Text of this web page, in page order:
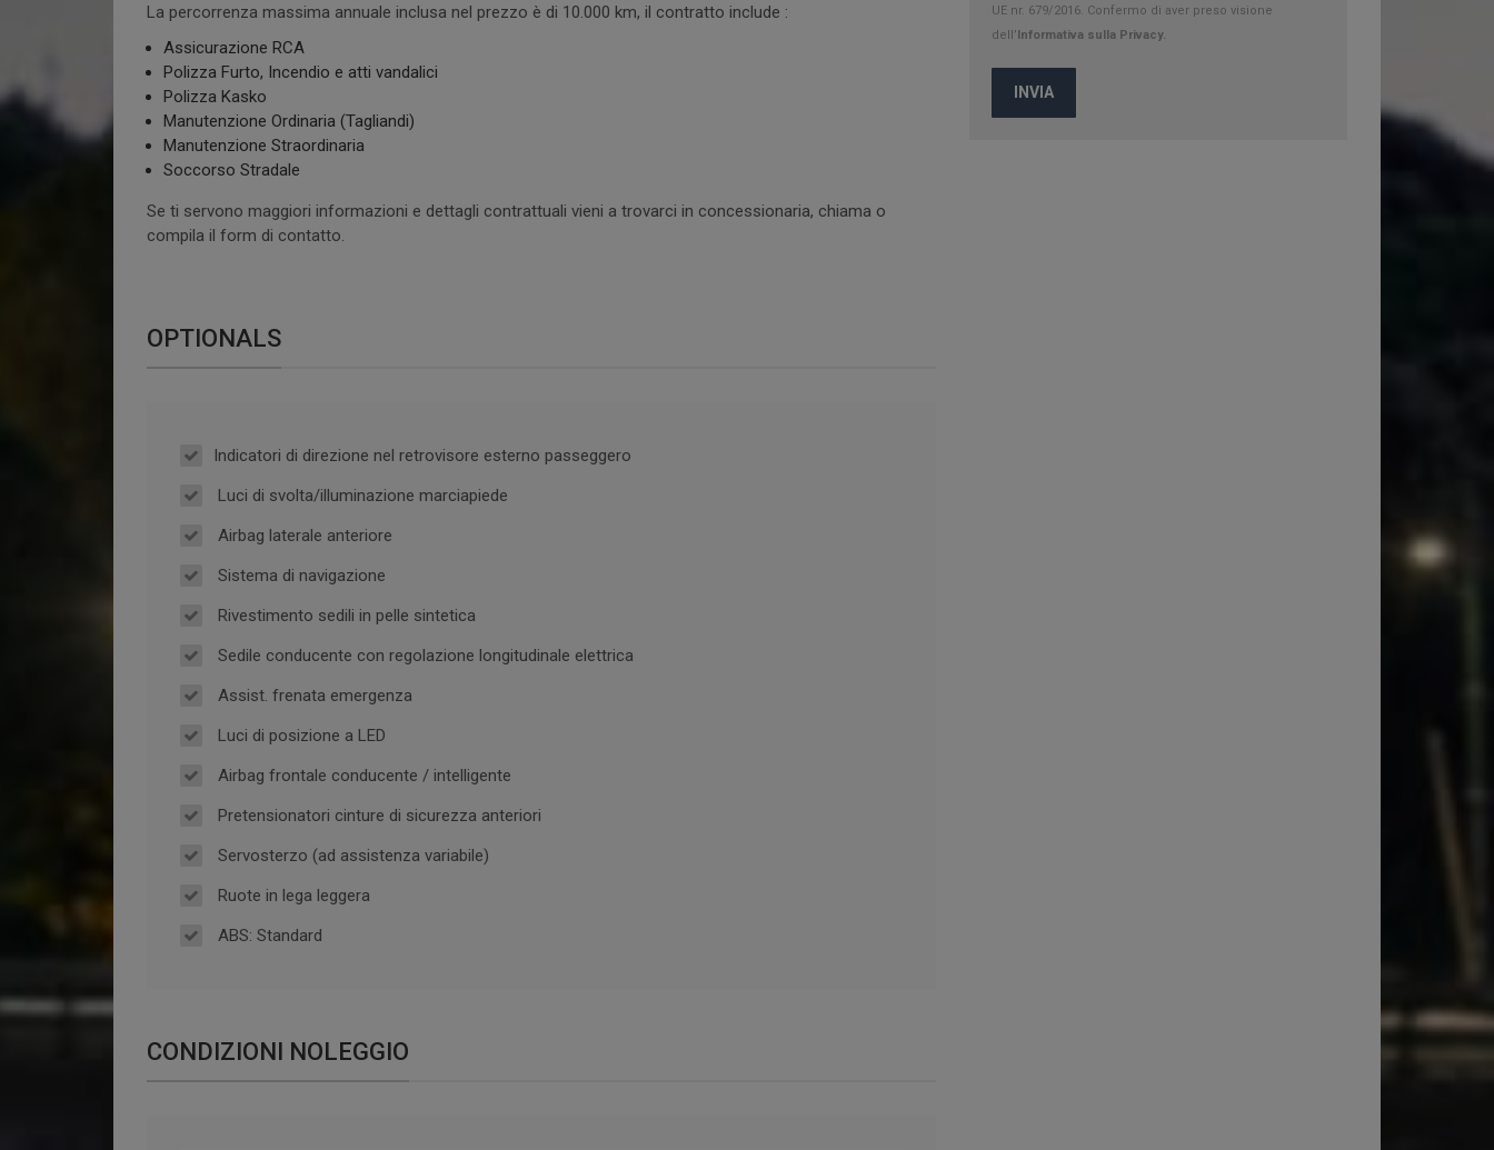
La percorrenza massima annuale inclusa nel prezzo è di 10.000 km, il contratto include :
Assicurazione RCA
Polizza Furto, Incendio e atti vandalici
Polizza Kasko
Manutenzione Ordinaria (Tagliandi)
Manutenzione Straordinaria
Soccorso Stradale
Se ti servono maggiori informazioni e dettagli contrattuali vieni a trovarci in concessionaria, chiama o
compila il form di contatto.
OPTIONALS
Indicatori di direzione nel retrovisore esterno passeggero
Luci di svolta/illuminazione marciapiede
Airbag laterale anteriore
Sistema di navigazione
Rivestimento sedili in pelle sintetica
Sedile conducente con regolazione longitudinale elettrica
Assist. frenata emergenza
Luci di posizione a LED
Airbag frontale conducente / intelligente
Pretensionatori cinture di sicurezza anteriori
Servosterzo (ad assistenza variabile)
Ruote in lega leggera
ABS: Standard
CONDIZIONI NOLEGGIO
UE nr. 679/2016. Confermo di aver preso visione
dell’Informativa sulla Privacy.
INVIA